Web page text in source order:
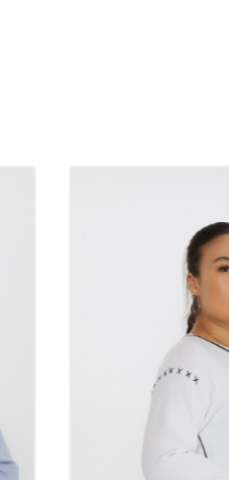
las sudaderas son las
se destacan por su
a diferentes condiciones
y de cada ambiente.
usar en el gimnasio, en
Además, en los últimos
con elegantes pantalones y
para lograr un look
en cualquier entorno gracias a